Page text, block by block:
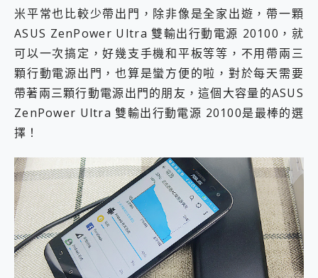
米平常也比較少帶出門，除非像是全家出遊，帶一顆
ASUS ZenPower Ultra 雙輸出行動電源 20100，就
可以一次搞定，好幾支手機和平板等等，不用帶兩三
顆行動電源出門，也算是蠻方便的啦，對於每天需要
帶著兩三顆行動電源出門的朋友，這個大容量的ASUS
ZenPower Ultra 雙輸出行動電源 20100是最棒的選
擇！